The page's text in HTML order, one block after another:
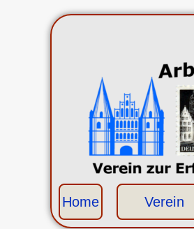
Home Verein